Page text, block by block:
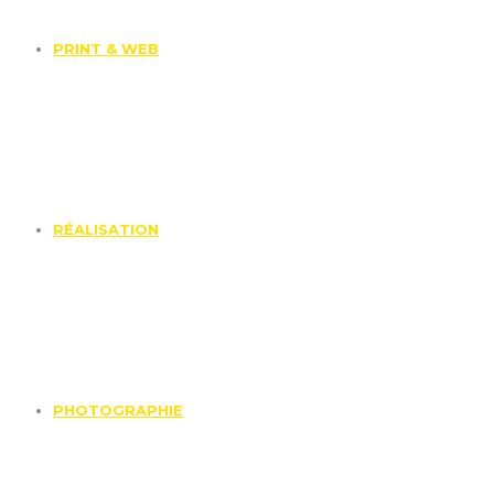
PRINT & WEB
RÉALISATION
PHOTOGRAPHIE